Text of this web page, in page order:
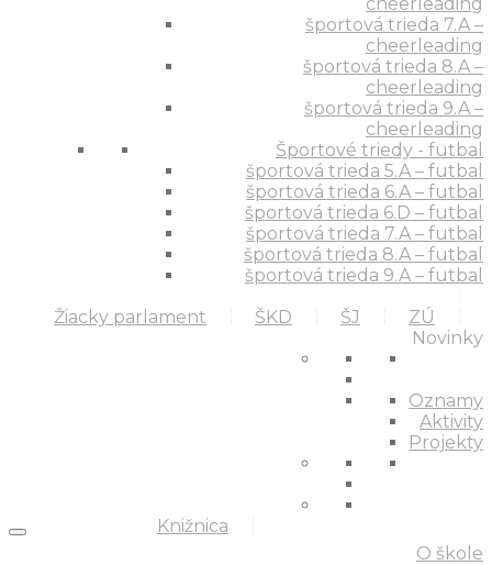
športová trieda 7.A –
cheerleading
športová trieda 8.A –
cheerleading
športová trieda 9.A –
cheerleading
Športové triedy - futbal
športová trieda 5.A – futbal
športová trieda 6.A – futbal
športová trieda 6.D – futbal
športová trieda 7.A – futbal
športová trieda 8.A – futbal
športová trieda 9.A – futbal
Žiacky parlament
ŠKD ŠJ ZÚ
Knižnica
Novinky
Oznamy
Aktivity
Projekty
O škole